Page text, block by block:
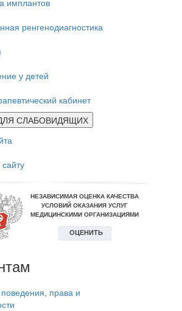
имплантов
ренгенодиагностика
у детей
кабинет
СЛАБОВИДЯЩИХ
права и